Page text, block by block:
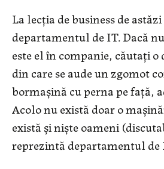
La lecția de business de
departamentul de IT. Dacă
este el în companie, căutați
din care se aude un zgomot
bormașină cu perna pe față,
Acolo nu există doar o
există și niște oameni
reprezintă departamentul de